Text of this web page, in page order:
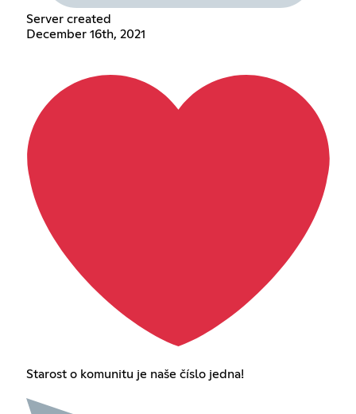
Server created
December 16th, 2021
Starost o komunitu je naše číslo jedna!